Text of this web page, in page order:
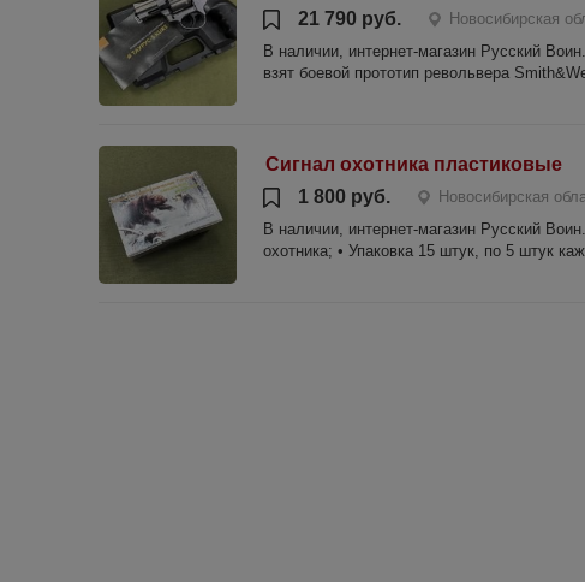
21 790 руб.
Новосибирская
В наличии, интернет-магазин Русский
взят боевой прототип револьвера
Сигнал охотника пластиковые
1 800 руб.
Новосибирская
В наличии, интернет-магазин Русский
охотника; • Упаковка 15 штук, по 5 штук